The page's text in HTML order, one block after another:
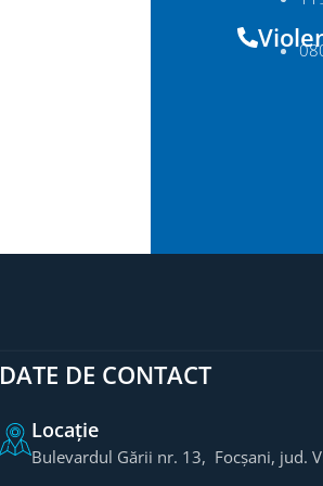
DATE DE CONTACT
Locație
Bulevardul Gării nr. 13, Focșani, jud.